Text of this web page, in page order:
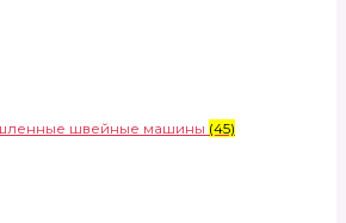
швейные машины (45)